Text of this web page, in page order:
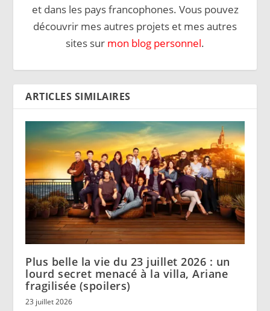
et dans les pays francophones. Vous pouvez
découvrir mes autres projets et mes autres
sites sur mon blog personnel.
ARTICLES SIMILAIRES
Plus belle la vie du 23 juillet 2026 : un
lourd secret menacé à la villa, Ariane
fragilisée (spoilers)
23 juillet 2026